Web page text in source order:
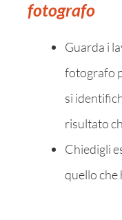
fotografo
Guarda i
fotografo
si
risultato
Chiedigli
quello che